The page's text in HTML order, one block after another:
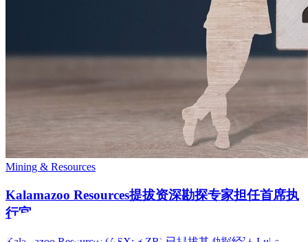
Mining & Resources
Kalamazoo Resources提拔资深勘探专家担任首席执
行官